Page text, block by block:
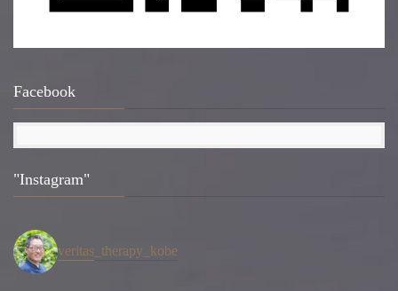
Facebook
"Instagram"
veritas_therapy_kobe